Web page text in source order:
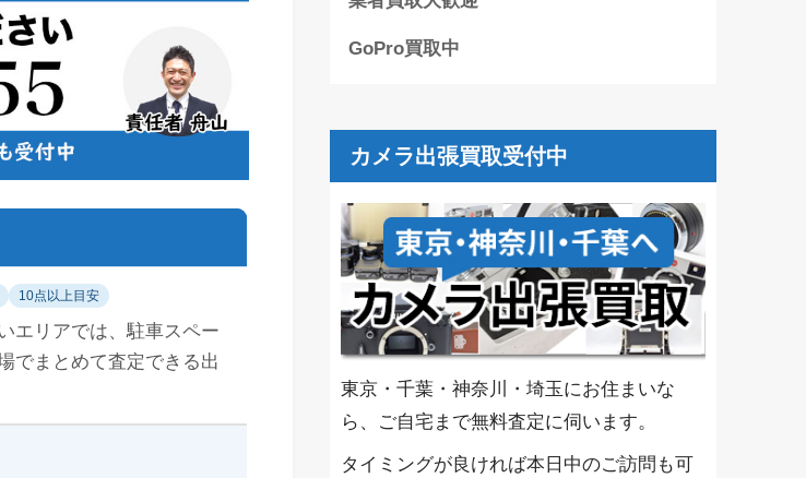
10点以上目安
エリアでは、駐車スペー
でまとめて査定できる出
GoPro買取中
カメラ出張買取受付中
東京・千葉・神奈川・埼玉にお住まいな
ら、ご自宅まで無料査定に伺います。
タイミングが良ければ本日中のご訪問も可